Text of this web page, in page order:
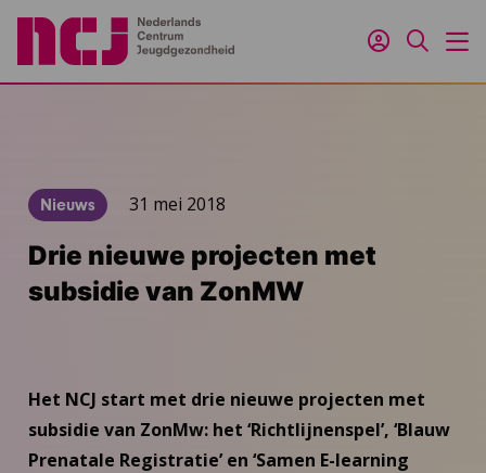
Inloggen
Zoeken
Nieuws 31 mei 2018
Drie nieuwe projecten met
subsidie van ZonMW
Het NCJ start met drie nieuwe projecten met
subsidie van ZonMw: het ‘Richtlijnenspel’, ‘Blauw
Prenatale Registratie’ en ‘Samen E-learning